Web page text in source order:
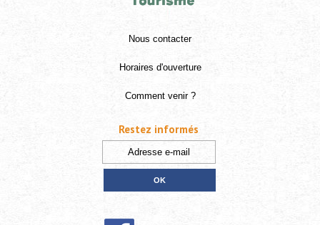
Nous contacter
Horaires d'ouverture
Comment venir ?
Restez informés